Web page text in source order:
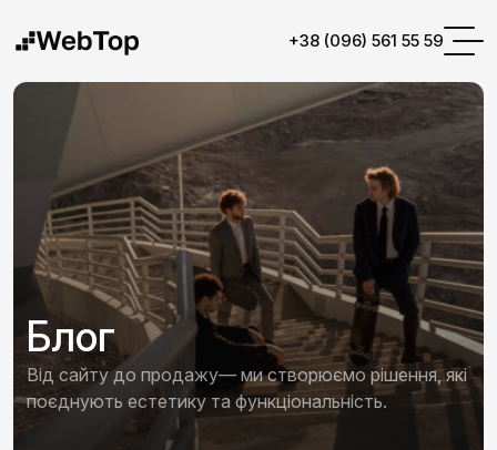
+38 (096) 561 55 59
Блог
Від сайту до продажу— ми створюємо рішення, які
поєднують естетику та функціональність.